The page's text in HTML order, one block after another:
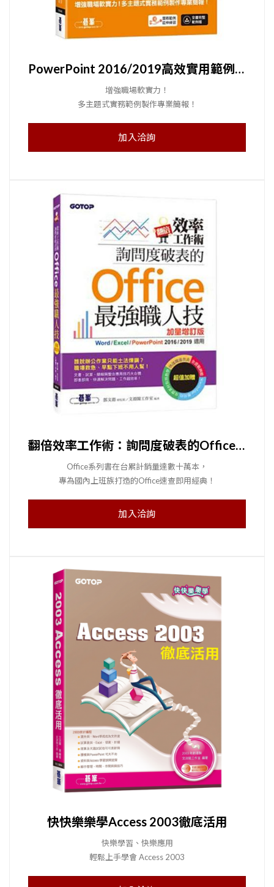
PowerPoint 2016/2019高效實用範例必修16課
增強職場軟實力！
多主題式實務範例製作專業簡報！
加入洽詢
翻倍效率工作術：詢問度破表的Office最強職人技(加量增訂版)
Office系列書在台累計銷量達數十萬本，
專為國內上班族打造的Office速查即用經典！
加入洽詢
快快樂樂學Access 2003徹底活用
快樂學習、快樂應用
輕鬆上手學會 Access 2003